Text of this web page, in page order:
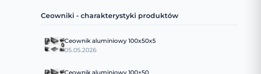
Ceowniki - charakterystyki produktów
Ceownik aluminiowy 100x50x5
05.05.2026
Ceownik aluminiowy 100×50